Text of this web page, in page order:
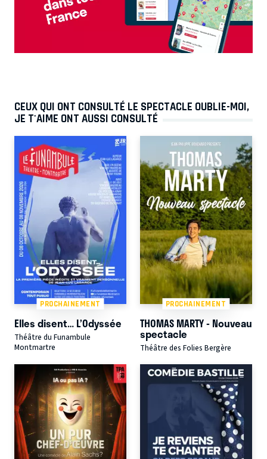
CEUX QUI ONT CONSULTÉ LE SPECTACLE OUBLIE-MOI,
JE T'AIME ONT AUSSI CONSULTÉ
PROCHAINEMENT
Elles disent… L’Odyssée
Théâtre du Funambule
Montmartre
PROCHAINEMENT
THOMAS MARTY - Nouveau
spectacle
Théâtre des Folies Bergère